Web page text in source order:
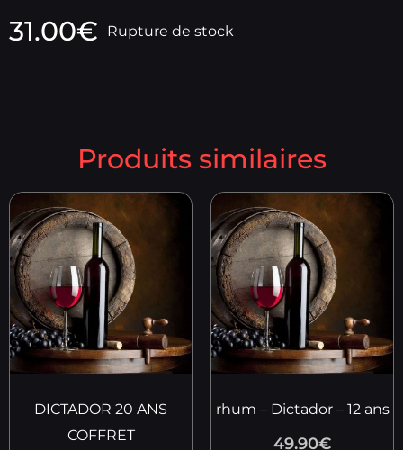
31.00€ Rupture de stock
Produits similaires
DICTADOR 20 ANS
COFFRET
rhum – Dictador – 12 ans
49.90€